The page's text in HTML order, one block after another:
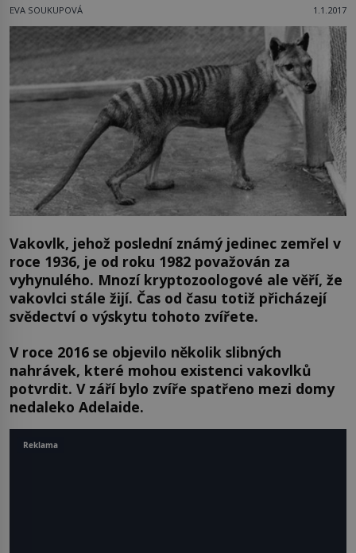
EVA SOUKUPOVÁ 1.1.2017
Vakovlk, jehož poslední známý jedinec zemřel v
roce 1936, je od roku 1982 považován za
vyhynulého. Mnozí kryptozoologové ale věří, že
vakovlci stále žijí. Čas od času totiž přicházejí
svědectví o výskytu tohoto zvířete.
V roce 2016 se objevilo několik slibných
nahrávek, které mohou existenci vakovlků
potvrdit. V září bylo zvíře spatřeno mezi domy
nedaleko Adelaide.
Reklama